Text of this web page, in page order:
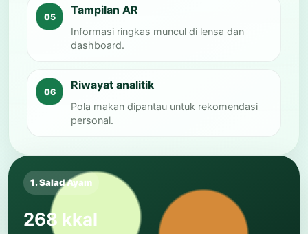
Tampilan AR
Informasi ringkas muncul di lensa dan
dashboard.
Riwayat analitik
Pola makan dipantau untuk rekomendasi
personal.
1. Salad Ayam
268 kkal